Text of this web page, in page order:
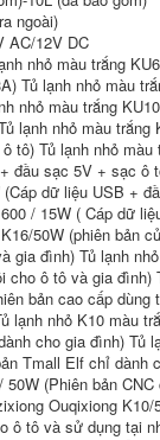
ngoài)
AC/12V DC
nhỏ màu trắng
Tủ lạnh nhỏ màu
nhỏ màu trắng
lạnh nhỏ màu trắng
tô) Tủ lạnh nhỏ màu
đầu sạc 5V + sạc ô
dữ liệu USB +
/ 15W ( Cáp dữ
50W (phiên bản
gia đình) Tủ lạnh
cho ô tô và gia đình)
bản cao cấp dùng
lạnh nhỏ K10 màu
cho gia đình) Tủ
Tmall Elf chỉ dành
50W (Phiên bản
Ouqixiong K10/
ô tô và sử dụng tại